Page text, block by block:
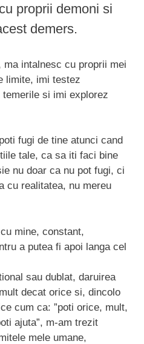
proprii demoni si
demers.
intalnesc cu proprii mei
limite, imi testez
si imi explorez
fugi de tine atunci cand
tale, ca sa iti faci bine
nu doar ca nu pot fugi, ci
cu realitatea, nu mereu
mine, constant,
a putea fi apoi langa cel
sau dublat, daruirea
decat orice si, dincolo
cum ca: ”poti orice, mult,
ajuta”, m-am trezit
mele umane,